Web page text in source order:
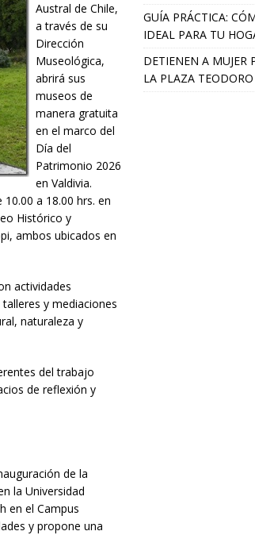
Austral de Chile,
a través de su
Dirección
Museológica,
abrirá sus
museos de
manera gratuita
en el marco del
Día del
Patrimonio 2026
en Valdivia.
a 18.00 hrs. en
Histórico y
ambos ubicados en
actividades
y mediaciones
naturaleza y
del trabajo
de reflexión y
de la
la Universidad
en el Campus
y propone una
GUÍA PRÁCTICA:
IDEAL PARA TU
DETIENEN A MUJER
LA PLAZA